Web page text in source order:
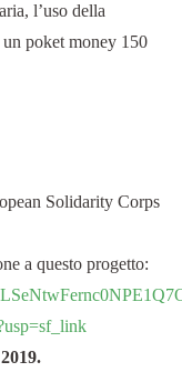
l’uso della
poket money 150
Solidarity Corps
a questo progetto: